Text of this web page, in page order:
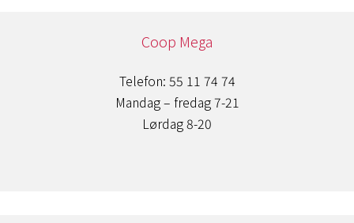
Coop Mega
Telefon: 55 11 74 74
Mandag – fredag 7-21
Lørdag 8-20